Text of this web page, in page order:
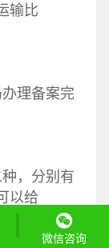
输比
理备案完
，分别有
以给
便的进入
的租金微信咨询